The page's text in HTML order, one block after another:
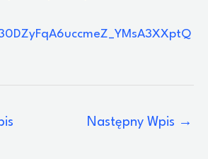
Następny Wpis →